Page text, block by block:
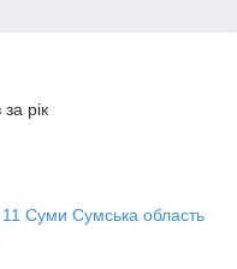
рік
11 Суми Сумська область